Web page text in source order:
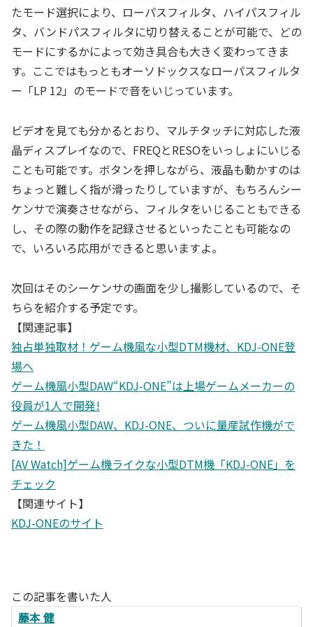
たモード選択により、ローパスフィルタ、ハイパスフィル
タ、バンドパスフィルタに切り替えることが可能で、どの
モードにするかによって効き具合も大きく変わってきま
す。ここではもっともオーソドックスなローパスフィルタ
ー「LP 12」のモードで音をいじっています。
ビデオを見ても分かるとおり、マルチタッチに対応した液
晶ディスプレイなので、FREQとRESOをいっしょにいじる
ことも可能です。ボタンを押しながら、液晶も動かすのは
ちょっと難しく指が滑ったりしていますが、もちろんシー
ケンサで演奏させながら、フィルタをいじることもできる
し、その際の動作を記録させるといったことも可能なの
で、いろいろ応用ができると思いますよ。
次回はそのシーケンサの画面を少し撮影しているので、そ
ちらを紹介する予定です。
【関連記事】
独占単独取材！ゲーム機風な小型DTM機材、KDJ-ONE登
場へ
ゲーム機風小型DAW“KDJ-ONE”は上場ゲームメーカーの
役員が1人で開発!
ゲーム機風小型DAW、KDJ-ONE、ついに量産試作機がで
きた！
[AV Watch]ゲーム機ライクな小型DTM機「KDJ-ONE」を
チェック
【関連サイト】
KDJ-ONEのサイト
この記事を書いた人
藤本 健